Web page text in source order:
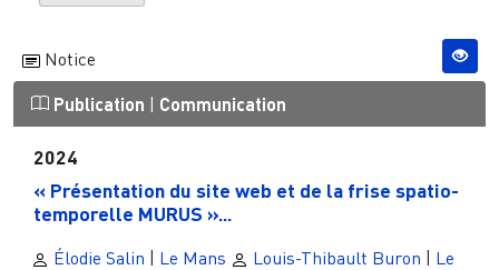
Notice
Publication | Communication
2024
« Présentation du site web et de la frise spatio-
temporelle MURUS »...
Élodie Salin | Le Mans Louis-Thibault Buron | Le